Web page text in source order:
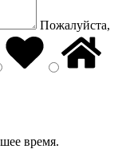
Пожалуйста,
время.